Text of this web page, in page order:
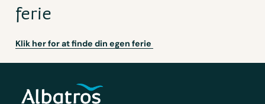
ferie
Klik her for at finde din egen ferie